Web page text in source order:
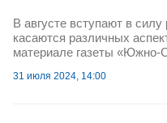
В августе вступают в
касаются различных
материале газеты «Южно-
31 июля 2024, 14:00